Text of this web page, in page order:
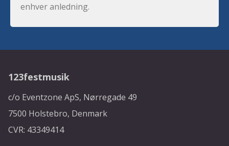
enhver anledning.
123festmusik
c/o Eventzone ApS, Nørregade 49
7500 Holstebro, Denmark
CVR: 43349414